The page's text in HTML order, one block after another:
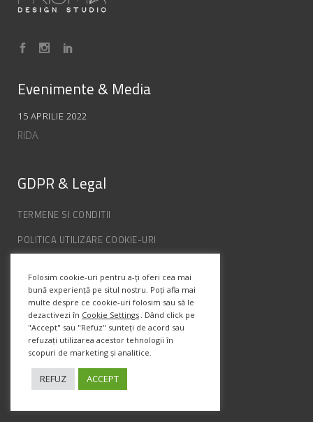
Evenimente & Media
15 APRILIE 2022
RIDA
GDPR & Legal
TERMENE SI CONDITII
POLITICA UTILIZARE COOKIE-URI
ANPC
Info Contact
Str. Semenic, Nr.1, Ap.5, Timisoara.
Telefon:(+4) 0747 066 701
Folosim cookie-uri pentru a-ți oferi cea mai
bună experiență pe situl nostru. Poți afla mai
multe despre ce cookie-uri folosim sau să le
dezactivezi în Cookie Settings . Dând click pe
"Accept" sau "Refuz" sunteți de acord sau
refuzați utilizarea acestor tehnologii în
scopuri de marketing și analitice.
REFUZ ACCEPT